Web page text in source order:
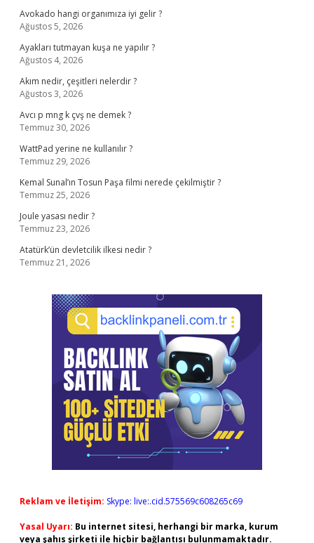
Avokado hangi organımıza iyi gelir ?
Ağustos 5, 2026
Ayakları tutmayan kuşa ne yapılır ?
Ağustos 4, 2026
Akım nedir, çeşitleri nelerdir ?
Ağustos 3, 2026
Avcı p mng k çvş ne demek ?
Temmuz 30, 2026
WattPad yerine ne kullanılır ?
Temmuz 29, 2026
Kemal Sunal’ın Tosun Paşa filmi nerede çekilmiştir ?
Temmuz 25, 2026
Joule yasası nedir ?
Temmuz 23, 2026
Atatürk’ün devletcilik ilkesi nedir ?
Temmuz 21, 2026
Reklam ve İletişim: Skype: live:.cid.575569c608265c69
Yasal Uyarı: Bu internet sitesi, herhangi bir marka, kurum
veya şahıs şirketi ile hiçbir bağlantısı bulunmamaktadır.